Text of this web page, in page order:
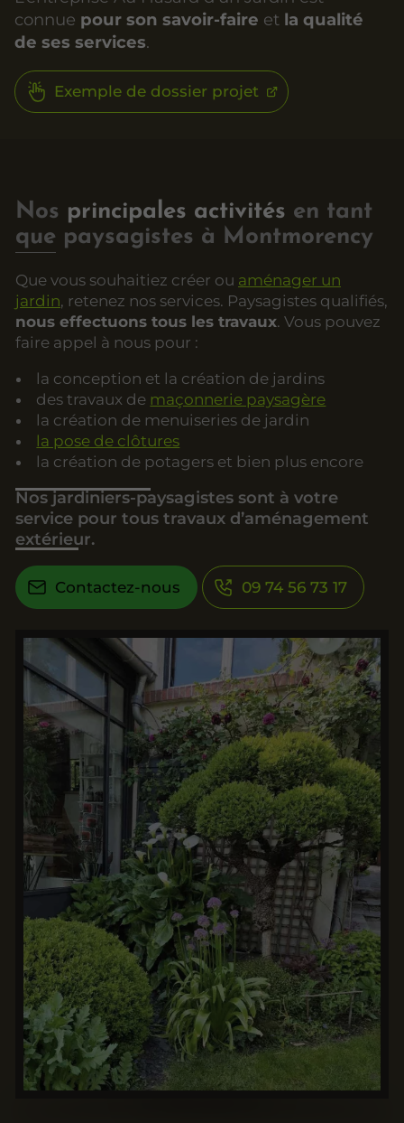
connue pour son savoir-faire et la qualité
de ses services.
Exemple de dossier projet
Nos principales activités en tant
que paysagistes à Montmorency
Que vous souhaitiez créer ou aménager un
jardin, retenez nos services. Paysagistes qualifiés,
nous effectuons tous les travaux. Vous pouvez
faire appel à nous pour :
la conception et la création de jardins
des travaux de maçonnerie paysagère
la création de menuiseries de jardin
la pose de clôtures
la création de potagers et bien plus encore
Nos jardiniers-paysagistes sont à votre
service pour tous travaux d’aménagement
extérieur.
Contactez-nous 09 74 56 73 17